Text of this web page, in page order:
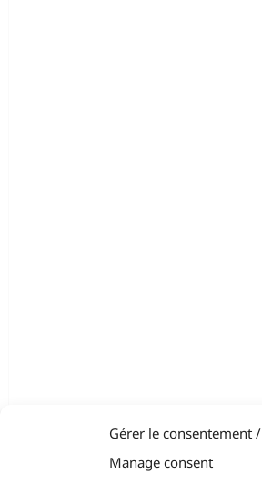
Gérer le consentement /
Manage consent